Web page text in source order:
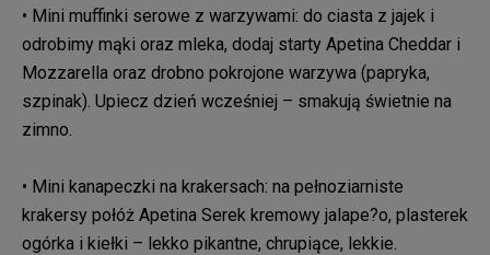
• Mini muffinki serowe z warzywami: do ciasta z jajek i
odrobimy mąki oraz mleka, dodaj starty Apetina Cheddar i
Mozzarella oraz drobno pokrojone warzywa (papryka,
szpinak). Upiecz dzień wcześniej – smakują świetnie na
zimno.
• Mini kanapeczki na krakersach: na pełnoziarniste
krakersy połóż Apetina Serek kremowy jalape?o, plasterek
ogórka i kiełki – lekko pikantne, chrupiące, lekkie.